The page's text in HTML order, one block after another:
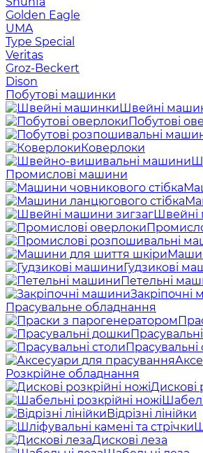
Golden Eagle
UMA
Type Special
Veritas
Groz-Beckert
Dison
Побутові машинки
Швейні
Побутові
Коверлоки
Промислові машини
Швейні
Гудзикові
Петельні
Закріпочні
Прасувальне обладнання
Прасувальні
Розкрійне обладнання
Дискові
Відрізні лінійки
Дискові леза